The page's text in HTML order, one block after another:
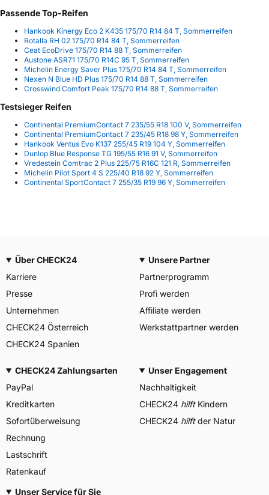
Passende Top-Reifen
Hankook Kinergy Eco 2 K435 175/70 R14 84 T, Sommerreifen
Rotalla RH 02 175/70 R14 84 T, Sommerreifen
Ceat EcoDrive 175/70 R14 88 T, Sommerreifen
Austone ASR71 175/70 R14C 95 T, Sommerreifen
Michelin Energy Saver Plus 175/70 R14 84 T, Sommerreifen
Nexen N Blue HD Plus 175/70 R14 88 T, Sommerreifen
Crosswind Comfort Peak 175/70 R14 88 T, Sommerreifen
Testsieger Reifen
Continental PremiumContact 7 235/55 R18 100 V, Sommerreifen
Continental PremiumContact 7 235/45 R18 98 Y, Sommerreifen
Hankook Ventus Evo K137 255/45 R19 104 Y, Sommerreifen
Dunlop Blue Response TG 195/55 R16 91 V, Sommerreifen
Vredestein Comtrac 2 Plus 225/75 R16C 121 R, Sommerreifen
Michelin Pilot Sport 4 S 225/40 R18 92 Y, Sommerreifen
Continental SportContact 7 255/35 R19 96 Y, Sommerreifen
Über CHECK24
Karriere
Presse
Unternehmen
CHECK24 Österreich
CHECK24 Spanien
Unsere Partner
Partnerprogramm
Profi werden
Affiliate werden
Werkstattpartner werden
CHECK24 Zahlungsarten
PayPal
Kreditkarten
Sofortüberweisung
Rechnung
Lastschrift
Ratenkauf
Unser Engagement
Nachhaltigkeit
CHECK24 hilftKindern
CHECK24 hilftder Natur
Unser Service für Sie